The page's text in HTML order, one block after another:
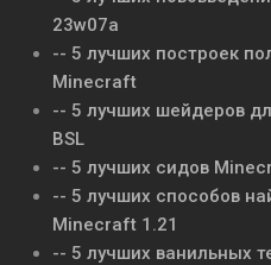
23w07a
-- 5 лучших построек
Minecraft
-- 5 лучших шейдеров
BSL
-- 5 лучших сидов
-- 5 лучших способов
Minecraft 1.21
-- 5 лучших ванильных